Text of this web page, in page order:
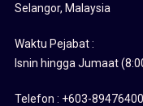
Selangor, Malaysia
Waktu Pejabat :
Isnin hingga Jumaat
Telefon : +603-89476400